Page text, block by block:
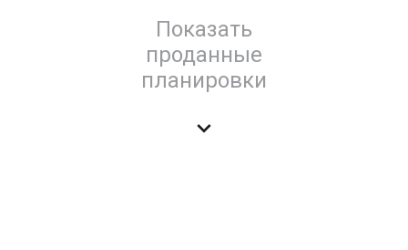
Показать
проданные
планировки
